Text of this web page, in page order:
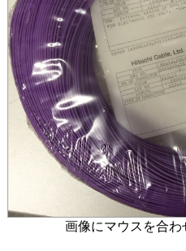
画像にマウスを合